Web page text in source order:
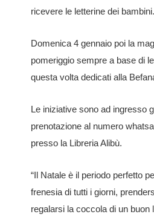
ricevere le letterine dei bambini.
Domenica 4 gennaio poi la
pomeriggio sempre a base di
questa volta dedicati alla
Le iniziative sono ad ingresso
prenotazione al numero
presso la Libreria Alibù.
“Il Natale è il periodo perfetto
frenesia di tutti i giorni,
regalarsi la coccola di un buon